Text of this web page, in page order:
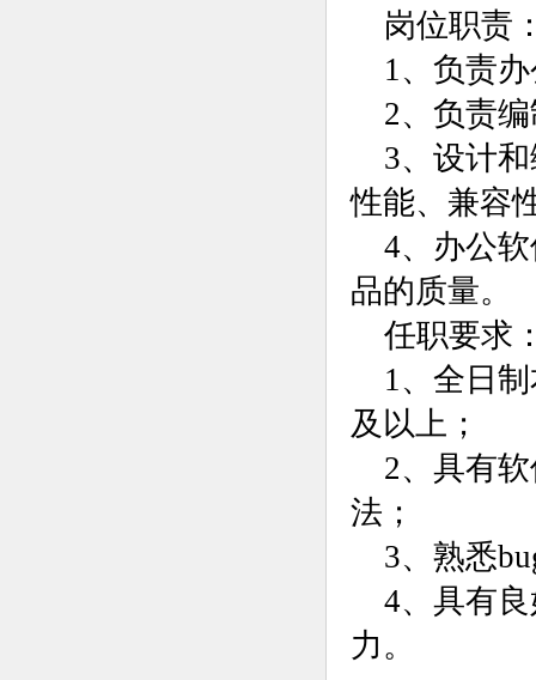
岗位职责
1、负责
2、负责
3、设计
性能、兼容
4、办公
品的质量。
任职要求
1、全日
及以上；
2、具有
法；
3、熟悉
4、具有
力。